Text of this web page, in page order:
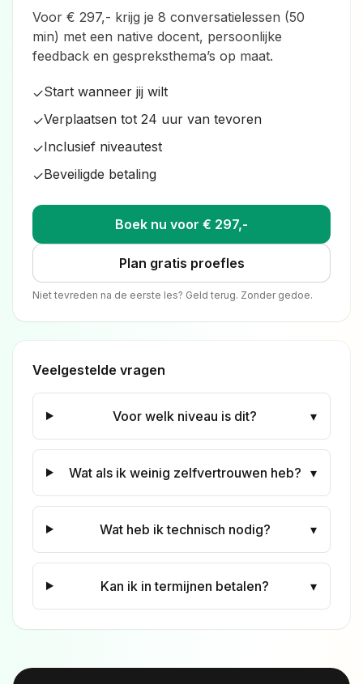
Voor € 297,- krijg je 8 conversatielessen (50
min) met een native docent, persoonlijke
feedback en gespreksthema’s op maat.
✓Start wanneer jij wilt
✓Verplaatsen tot 24 uur van tevoren
✓Inclusief niveautest
✓Beveiligde betaling
Boek nu voor € 297,-
Plan gratis proefles
Niet tevreden na de eerste les? Geld terug. Zonder gedoe.
Veelgestelde vragen
Voor welk niveau is dit? ▾
Wat als ik weinig zelfvertrouwen heb? ▾
Wat heb ik technisch nodig? ▾
Kan ik in termijnen betalen? ▾